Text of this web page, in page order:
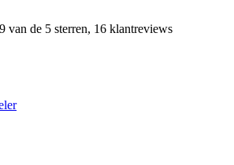
van de 5 sterren, 16 klantreviews